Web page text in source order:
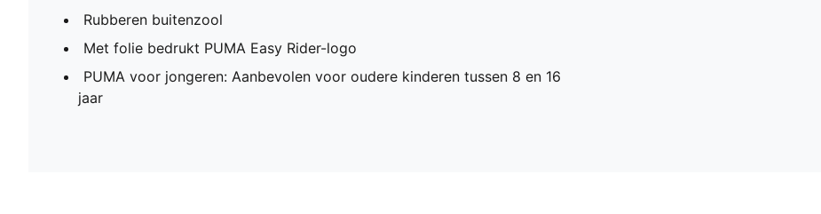
Rubberen buitenzool
Met folie bedrukt PUMA Easy Rider-logo
PUMA voor jongeren: Aanbevolen voor oudere kinderen tussen 8 en 16
jaar